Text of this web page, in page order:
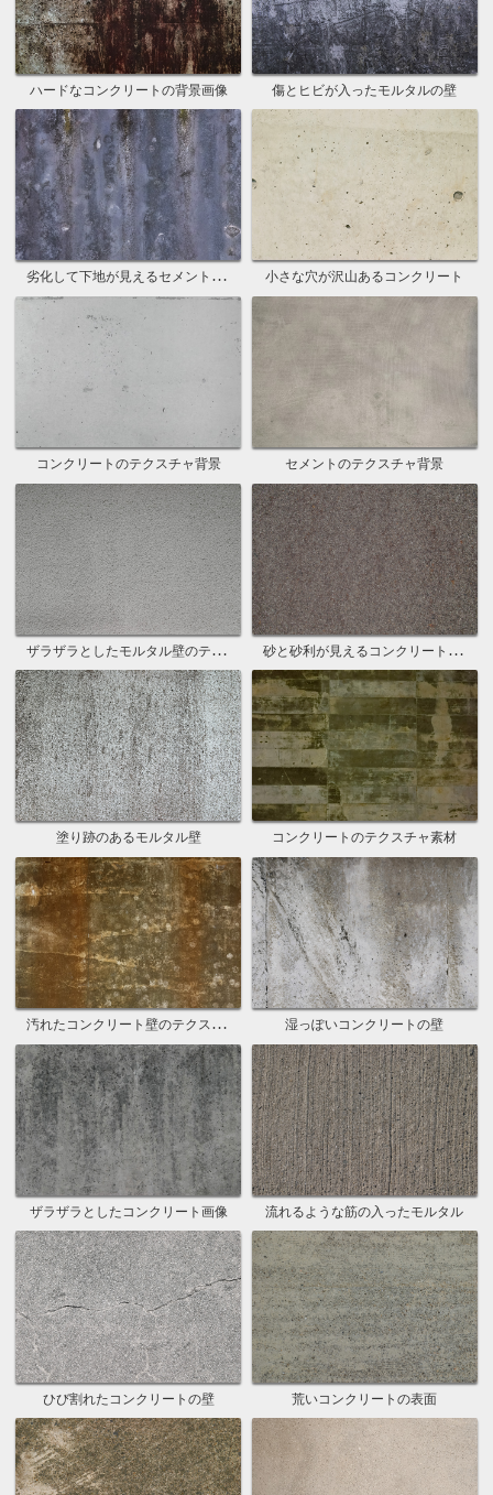
ハードなコンクリートの背景画像 傷とヒビが入ったモルタルの壁
劣化して下地が見えるセメント塗り 小さな穴が沢山あるコンクリート
コンクリートのテクスチャ背景 セメントのテクスチャ背景
ザラザラとしたモルタル壁のテクスチャ 砂と砂利が見えるコンクリートの壁
塗り跡のあるモルタル壁 コンクリートのテクスチャ素材
汚れたコンクリート壁のテクスチャ 湿っぽいコンクリートの壁
ザラザラとしたコンクリート画像 流れるような筋の入ったモルタル
ひび割れたコンクリートの壁 荒いコンクリートの表面